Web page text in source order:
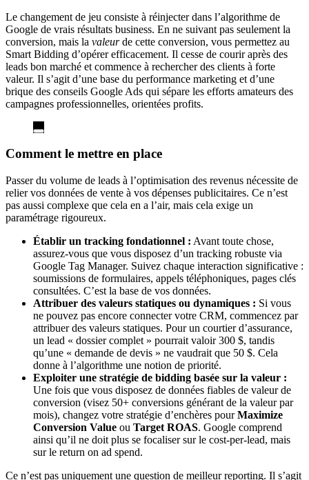
Le changement de jeu consiste à réinjecter dans l’algorithme de
Google de vrais résultats business. En ne suivant pas seulement la
conversion, mais la valeurde cette conversion, vous permettez au
Smart Bidding d’opérer efficacement. Il cesse de courir après des
leads bon marché et commence à rechercher des clients à forte
valeur. Il s’agit d’une base du performance marketing et d’une
brique des conseils Google Ads qui sépare les efforts amateurs des
campagnes professionnelles, orientées profits.
Comment le mettre en place
Passer du volume de leads à l’optimisation des revenus nécessite de
relier vos données de vente à vos dépenses publicitaires. Ce n’est
pas aussi complexe que cela en a l’air, mais cela exige un
paramétrage rigoureux.
Établir un tracking fondationnel : Avant toute chose,
assurez-vous que vous disposez d’un tracking robuste via
Google Tag Manager. Suivez chaque interaction significative :
soumissions de formulaires, appels téléphoniques, pages clés
consultées. C’est la base de vos données.
Attribuer des valeurs statiques ou dynamiques : Si vous
ne pouvez pas encore connecter votre CRM, commencez par
attribuer des valeurs statiques. Pour un courtier d’assurance,
un lead « dossier complet » pourrait valoir 300 $, tandis
qu’une « demande de devis » ne vaudrait que 50 $. Cela
donne à l’algorithme une notion de priorité.
Exploiter une stratégie de bidding basée sur la valeur :
Une fois que vous disposez de données fiables de valeur de
conversion (visez 50+ conversions générant de la valeur par
mois), changez votre stratégie d’enchères pourMaximize
Conversion Value ou Target ROAS. Google comprend
ainsi qu’il ne doit plus se focaliser sur le cost-per-lead, mais
sur le return on ad spend.
Ce n’est pas uniquement une question de meilleur reporting. Il s’agit